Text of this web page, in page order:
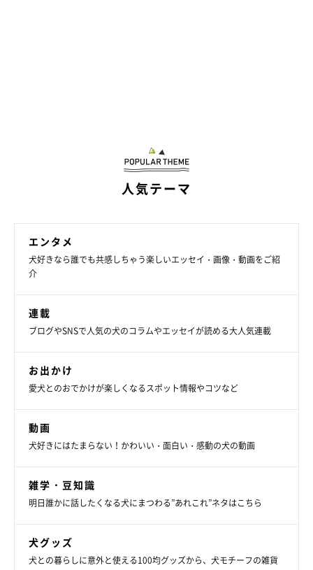
噛み、噛まれ…
ワンちゃんは、互いにじゃれ合うことで社会性を身に付けていき
人気テーマ
エンタメ
犬好きなら誰でも共感しちゃう楽しいエッセイ・画像・動画をご紹
介
連載
ブログやSNSで人気の犬のコラムやエッセイが読める大人気連載
お出かけ
愛犬とのおでかけが楽しくなるスポット情報やコツなど
動画
犬好きにはたまらない！かわいい・面白い・感動の犬の動画
雑学・豆知識
明日誰かに話したくなる犬にまつわる”あれこれ”ネタはこちら
犬グッズ
犬との暮らしに意外と使える100均グッズから、犬モチーフの雑貨